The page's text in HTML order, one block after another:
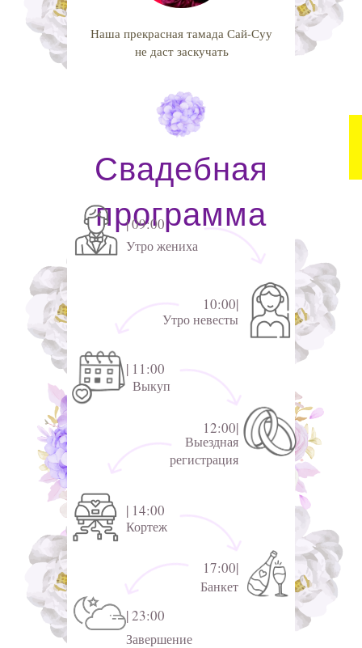
Наша прекрасная тамада Сай-Суу
не даст заскучать
Свадебная
программа
10:00|
| 09:00
| 11:00
| 14:00
17:00|
12:00|
Утро жениха
Банкет
Выездная
регистрация
Утро невесты
Выкуп
Завершение
Кортеж
| 23:00